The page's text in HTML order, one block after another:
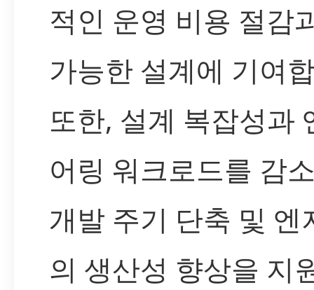
적인 운영 비용 절감
가능한 설계에 기여
또한, 설계 복잡성과
어링 워크로드를 감
개발 주기 단축 및 엔
의 생산성 향상을 지